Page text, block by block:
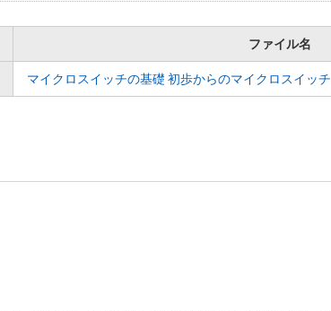
ファイル名
マイクロスイッチの基礎 初歩からのマイクロスイッチ